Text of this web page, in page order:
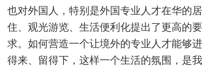
也对外国人，特别是外国专业人才在华的居
住、观光游览、生活便利化提出了更高的要
求。如何营造一个让境外的专业人才能够进
得来、留得下，这样一个生活的氛围，是我